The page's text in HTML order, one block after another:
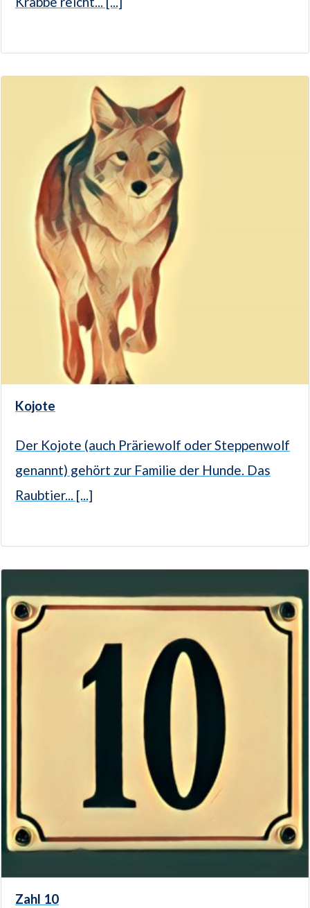
Kojote
Der Kojote (auch Präriewolf oder Steppenwolf
genannt) gehört zur Familie der Hunde. Das
Raubtier... [...]
Zahl 10